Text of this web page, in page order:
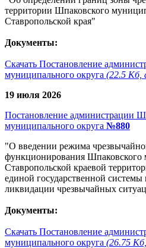
территории Шпаковского
Ставропольской края"
Документы:
Скачать Постановление
муниципального округа (22.5 Кб,
19 июля 2026
Постановление администрации
муниципального округа №880
"О введении режима
функционирования Шпаковского
Ставропольской краевой
единой государственной
ликвидации чрезвычайных
Документы:
Скачать Постановление
муниципального округа (26.75